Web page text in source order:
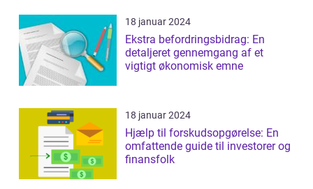
18 januar 2024
Ekstra befordringsbidrag: En
detaljeret gennemgang af et
vigtigt økonomisk emne
18 januar 2024
Hjælp til forskudsopgørelse: En
omfattende guide til investorer og
finansfolk